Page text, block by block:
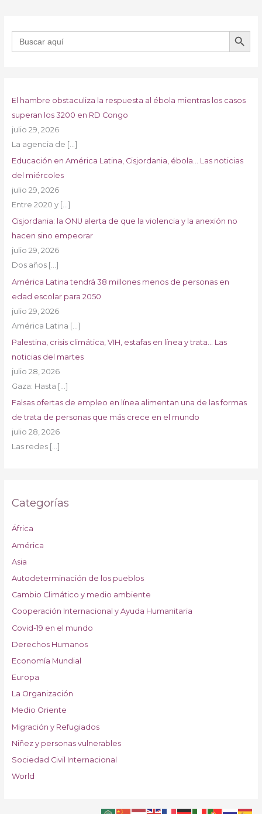
Buscar: BOTÓN DE
El hambre obstaculiza la respuesta al ébola mientras los casos
superan los 3200 en RD Congo
julio 29, 2026
La agencia de […]
Educación en América Latina, Cisjordania, ébola… Las noticias
del miércoles
julio 29, 2026
Entre 2020 y […]
Cisjordania: la ONU alerta de que la violencia y la anexión no
hacen sino empeorar
julio 29, 2026
Dos años […]
América Latina tendrá 38 millones menos de personas en
edad escolar para 2050
julio 29, 2026
América Latina […]
Palestina, crisis climática, VIH, estafas en línea y trata… Las
noticias del martes
julio 28, 2026
Gaza: Hasta […]
Falsas ofertas de empleo en línea alimentan una de las formas
de trata de personas que más crece en el mundo
julio 28, 2026
Las redes […]
Categorías
África
América
Asia
Autodeterminación de los pueblos
Cambio Climático y medio ambiente
Cooperación Internacional y Ayuda Humanitaria
Covid-19 en el mundo
Derechos Humanos
Economía Mundial
Europa
La Organización
Medio Oriente
Migración y Refugiados
Niñez y personas vulnerables
Sociedad Civil Internacional
World